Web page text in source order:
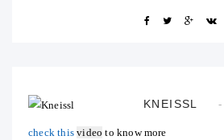
KNEISSL
check thisvideo to know more